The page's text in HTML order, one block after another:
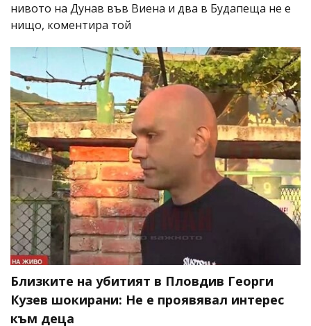
нивото на Дунав във Виена и два в Будапеща не е
нищо, коментира той
Близките на убитият в Пловдив Георги
Кузев шокирани: Не е проявявал интерес
към деца